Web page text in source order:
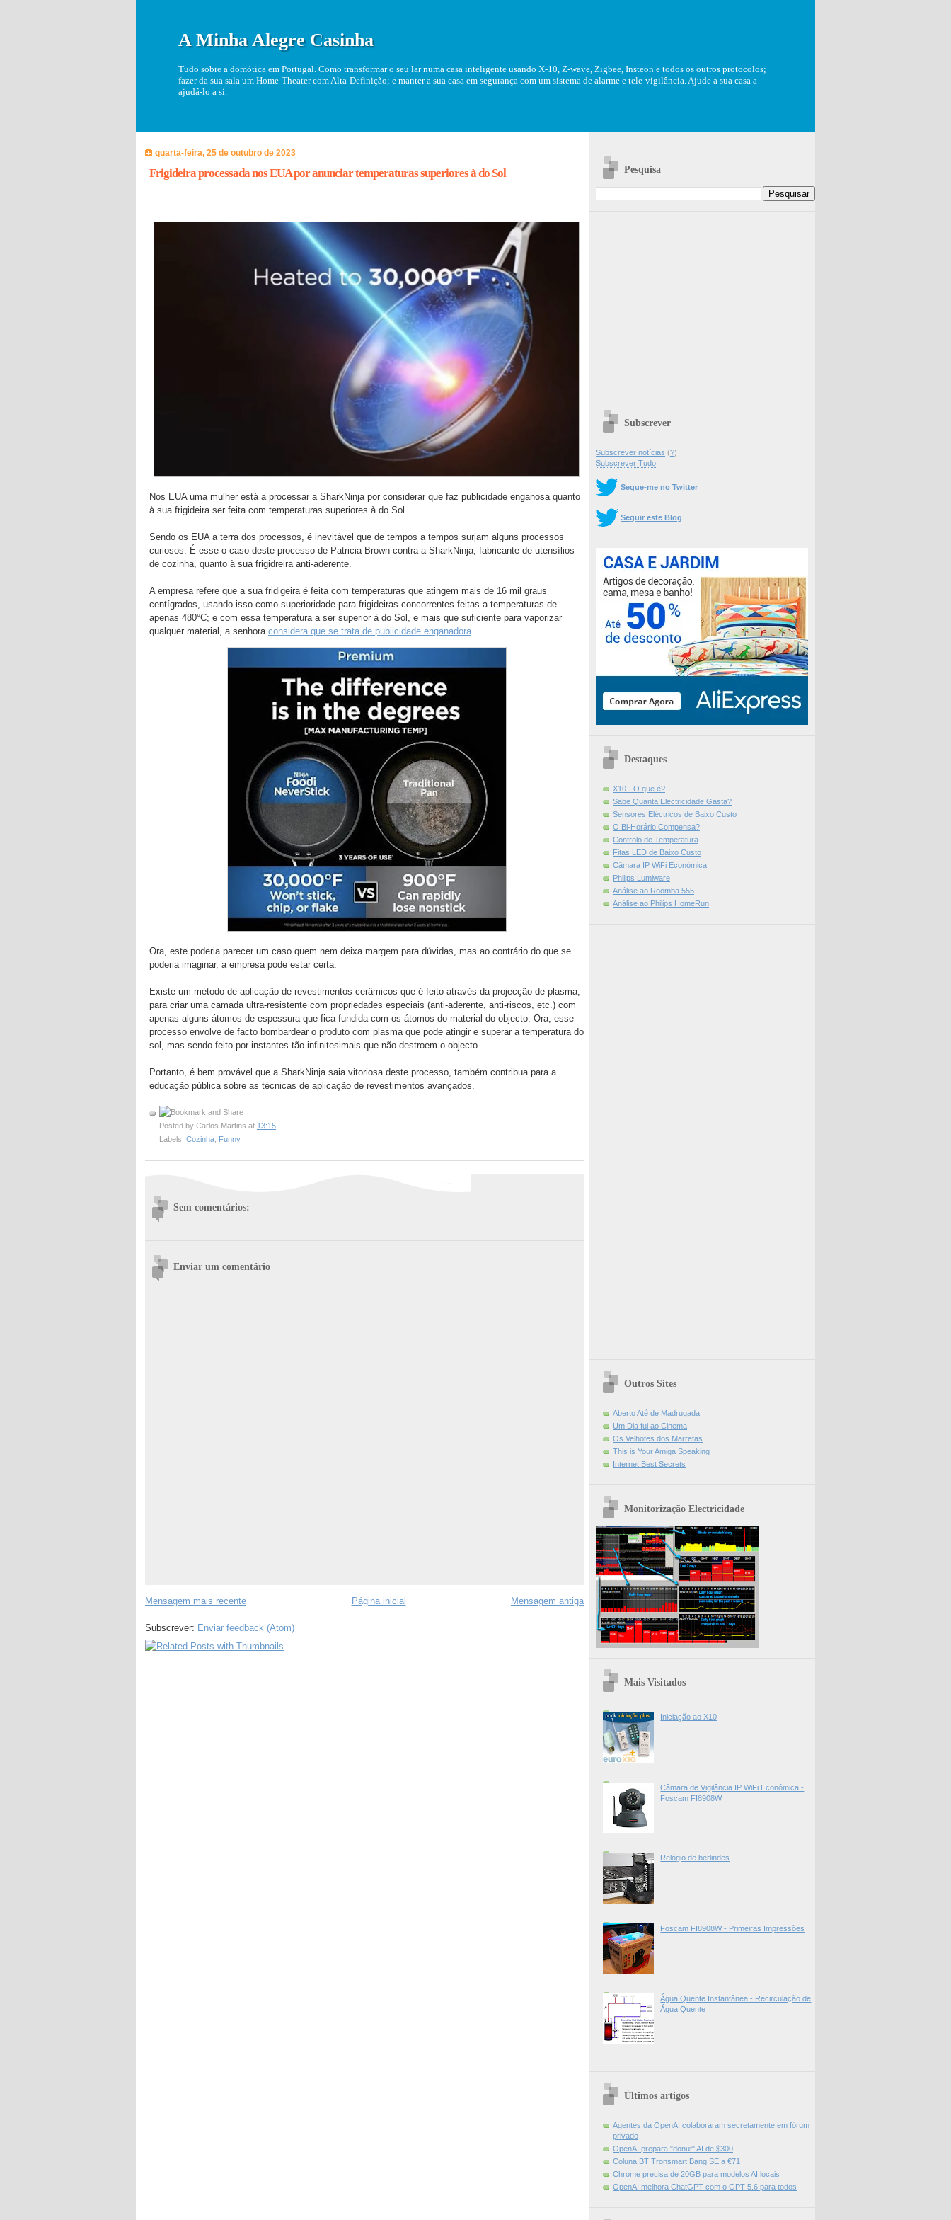
A Minha Alegre Casinha
Tudo sobre a domótica em Portugal. Como transformar o seu lar numa casa inteligente usando X-10, Z-wave, Zigbee, Insteon e todos os outros protocolos;
fazer da sua sala um Home-Theater com Alta-Definição; e manter a sua casa em segurança com um sistema de alarme e tele-vigilância. Ajude a sua casa a
ajudá-lo a si.
quarta-feira, 25 de outubro de 2023
Frigideira processada nos EUA por anunciar temperaturas superiores à do Sol
Nos EUA uma mulher está a processar a SharkNinja por considerar que faz publicidade enganosa quanto
à sua frigideira ser feita com temperaturas superiores à do Sol.
Sendo os EUA a terra dos processos, é inevitável que de tempos a tempos surjam alguns processos
curiosos. É esse o caso deste processo de Patricia Brown contra a SharkNinja, fabricante de utensílios
de cozinha, quanto à sua frigidreira anti-aderente.
A empresa refere que a sua fridigeira é feita com temperaturas que atingem mais de 16 mil graus
centígrados, usando isso como superioridade para frigideiras concorrentes feitas a temperaturas de
apenas 480°C; e com essa temperatura a ser superior à do Sol, e mais que suficiente para vaporizar
qualquer material, a senhora considera que se trata de publicidade enganadora.
Ora, este poderia parecer um caso quem nem deixa margem para dúvidas, mas ao contrário do que se
poderia imaginar, a empresa pode estar certa.
Existe um método de aplicação de revestimentos cerâmicos que é feito através da projecção de plasma,
para criar uma camada ultra-resistente com propriedades especiais (anti-aderente, anti-riscos, etc.) com
apenas alguns átomos de espessura que fica fundida com os átomos do material do objecto. Ora, esse
processo envolve de facto bombardear o produto com plasma que pode atingir e superar a temperatura do
sol, mas sendo feito por instantes tão infinitesimais que não destroem o objecto.
Portanto, é bem provável que a SharkNinja saia vitoriosa deste processo, também contribua para a
educação pública sobre as técnicas de aplicação de revestimentos avançados.
Posted by Carlos Martins at 13:15
Labels: Cozinha Funny
Sem comentários:
Enviar um comentário
Mensagem mais recente Mensagem antiga
Página inicial
Subscrever: Enviar feedback (Atom)
Pesquisa
Subscrever
Subscrever notícias (?)
Subscrever Tudo
Segue-me no Twitter
Seguir este Blog
Destaques
X10 - O que é?
Sabe Quanta Electricidade Gasta?
Sensores Eléctricos de Baixo Custo
O Bi-Horário Compensa?
Controlo de Temperatura
Fitas LED de Baixo Custo
Câmara IP WiFi Económica
Philips Lumiware
Análise ao Roomba 555
Análise ao Philips HomeRun
Outros Sites
Aberto Até de Madrugada
Um Dia fui ao Cinema
Os Velhotes dos Marretas
This is Your Amiga Speaking
Internet Best Secrets
Monitorização Electricidade
Mais Visitados
Iniciação ao X10
Câmara de Vigilância IP WiFi Económica -
Foscam FI8908W
Relógio de berlindes
Foscam FI8908W - Primeiras Impressões
Água Quente Instantânea - Recirculação de
Água Quente
Últimos artigos
Agentes da OpenAI colaboraram secretamente em fórum
privado
OpenAI prepara "donut" AI de $300
Coluna BT Tronsmart Bang SE a €71
Chrome precisa de 20GB para modelos AI locais
OpenAI melhora ChatGPT com o GPT-5.6 para todos